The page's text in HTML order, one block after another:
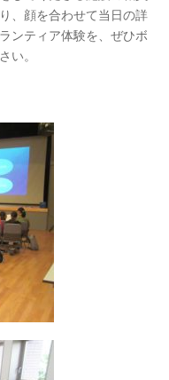
、顔を合わせて当日の詳
ンティア体験を、ぜひボ
い。